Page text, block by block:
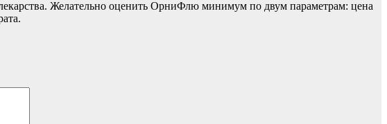
Желательно оценить ОрниФлю минимум по двум параметрам: цена